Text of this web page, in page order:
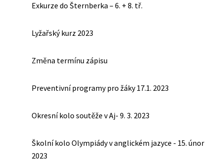
Exkurze do Šternberka – 6. + 8. tř.
Lyžařský kurz 2023
Změna termínu zápisu
Preventivní programy pro žáky 17.1. 2023
Okresní kolo soutěže v Aj- 9. 3. 2023
Školní kolo Olympiády v anglickém jazyce - 15. únor
2023